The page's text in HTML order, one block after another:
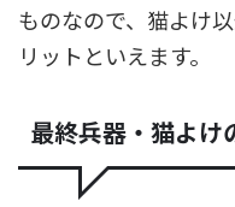
ものなので、猫よけ
リットといえます。
最終兵器・猫よけ